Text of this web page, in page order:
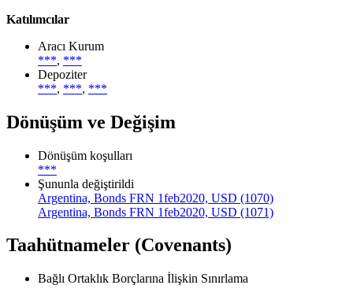
Katılımcılar
Aracı Kurum
***, ***
Depoziter
***, ***, ***
Dönüşüm ve Değişim
Dönüşüm koşulları
***
Şununla değiştirildi
Argentina, Bonds FRN 1feb2020, USD (1070)
Argentina, Bonds FRN 1feb2020, USD (1071)
Taahütnameler (Covenants)
Bağlı Ortaklık Borçlarına İlişkin Sınırlama